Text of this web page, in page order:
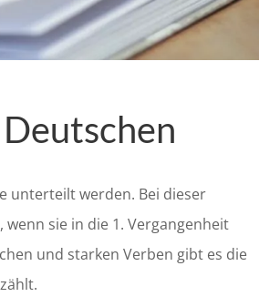
unterteilt werden. Bei dieser
sie in die 1. Vergangenheit
und starken Verben gibt es die